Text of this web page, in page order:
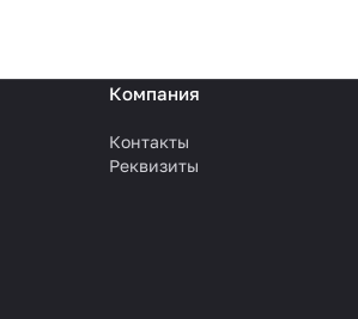
Компания
Контакты
Реквизиты